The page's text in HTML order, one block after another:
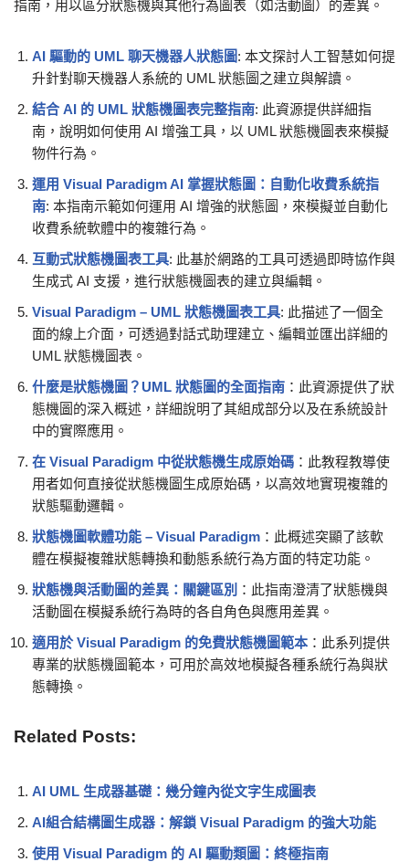
指南，用以區分狀態機與其他行為圖表（如活動圖）的差異。
AI 驅動的 UML 聊天機器人狀態圖: 本文探討人工智慧如何提
升針對聊天機器人系統的 UML 狀態圖之建立與解讀。
結合 AI 的 UML 狀態機圖表完整指南: 此資源提供詳細指
南，說明如何使用 AI 增強工具，以 UML 狀態機圖表來模擬
物件行為。
運用 Visual Paradigm AI 掌握狀態圖：自動化收費系統指
南: 本指南示範如何運用 AI 增強的狀態圖，來模擬並自動化
收費系統軟體中的複雜行為。
互動式狀態機圖表工具: 此基於網路的工具可透過即時協作與
生成式 AI 支援，進行狀態機圖表的建立與編輯。
Visual Paradigm – UML 狀態機圖表工具: 此描述了一個全
面的線上介面，可透過對話式助理建立、編輯並匯出詳細的
UML 狀態機圖表。
什麼是狀態機圖？UML 狀態圖的全面指南 ：此資源提供了狀
態機圖的深入概述，詳細說明了其組成部分以及在系統設計
中的實際應用。
在 Visual Paradigm 中從狀態機生成原始碼 ：此教程教導使
用者如何直接從狀態機圖生成原始碼，以高效地實現複雜的
狀態驅動邏輯。
狀態機圖軟體功能 – Visual Paradigm ：此概述突顯了該軟
體在模擬複雜狀態轉換和動態系統行為方面的特定功能。
狀態機與活動圖的差異：關鍵區別 ：此指南澄清了狀態機與
活動圖在模擬系統行為時的各自角色與應用差異。
適用於 Visual Paradigm 的免費狀態機圖範本 ：此系列提供
專業的狀態機圖範本，可用於高效地模擬各種系統行為與狀
態轉換。
Related Posts:
AI UML 生成器基礎：幾分鐘內從文字生成圖表
AI組合結構圖生成器：解鎖 Visual Paradigm 的強大功能
使用 Visual Paradigm 的 AI 驅動類圖：終極指南